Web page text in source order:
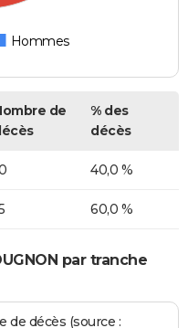
Hommes
de
% des
décès
40,0 %
60,0 %
par tranche
décès (source :